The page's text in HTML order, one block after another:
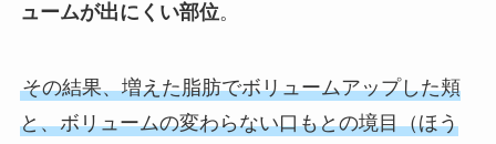
ュームが出にくい部位。
その結果、増えた脂肪でボリュームアップした頬
と、ボリュームの変わらない口もとの境目（ほう